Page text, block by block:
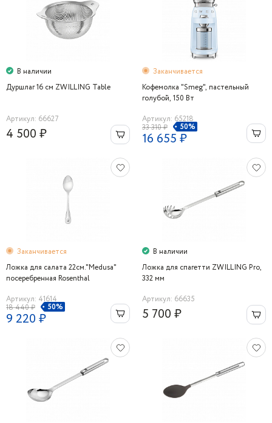
В наличии
Дуршлаг 16 см ZWILLING Table
Артикул: 66627
4 500 ₽
Заканчивается
Кофемолка "Smeg", пастельный
голубой, 150 Вт
Артикул: 65218
33 310 ₽
50%
16 655 ₽
Заканчивается
Ложка для салата 22см."Medusa"
посеребренная Rosenthal
Артикул: 41614
18 440 ₽
50%
9 220 ₽
В наличии
Ложка для спагетти ZWILLING Pro,
332 мм
Артикул: 66635
5 700 ₽